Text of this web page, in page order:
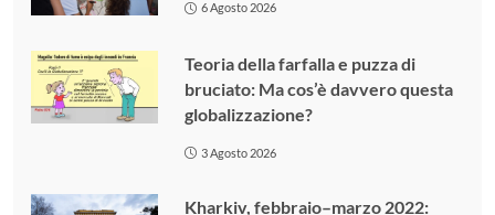
6 Agosto 2026
Teoria della farfalla e puzza di
bruciato: Ma cos’è davvero questa
globalizzazione?
3 Agosto 2026
Kharkiv, febbraio–marzo 2022: